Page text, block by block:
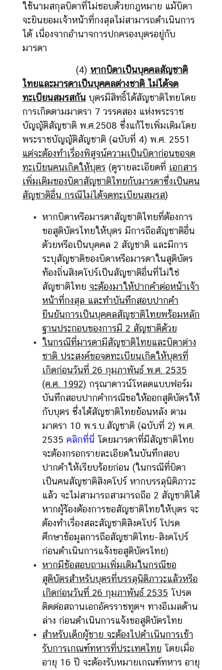
ม
พั
น
ธ์
ย
-
สิ
ง
ค
โ
ป
ร์
ติ
ใช้นามสกุลบิดาที่ไม่ชอบด้วยกฎหมาย แม้บิดา
จะยินยอมเจ้าหน้าที่กงสุลไม่สามารถดำเนินการ
ได้ เนื่องจากอำนาจการปกครองบุตรอยู่กับ
มารดา
(4) หากบิดาเป็นบุคคลสัญชาติ
ไทยและมารดาเป็นบุคคลต่างชาติ ไม่ได้จด
ทะเบียนสมรสกัน บุตรมีสิทธิ์ได้สัญชาติไทยโดย
การเกิดตามมาตรา 7 วรรคสอง แห่งพระราช
บัญญัติสัญชาติ พ.ศ.2508 ซึ่งแก้ไขเพิ่มเติมโดย
พระราชบัญญัติสัญชาติ (ฉบับที่ 4) พ.ศ. 2551
แต่จะต้องทำเรื่องพิสูจน์ความเป็นบิดาก่อนขอจด
ทะเบียนคนเกิดให้บุตร (ดูรายละเอียดที่ เอกสาร
เพิ่มเติมของบิดาสัญชาติไทยกับมารดาซึ่งเป็นคน
สัญชาติอื่น กรณีไม่ได้จดทะเบียนสมรส)
หากบิดาหรือมารดาสัญชาติไทยที่ต้องการ
ขอสูติบัตรไทยให้บุตร มีการถือสัญชาติอื่น
ด้วยหรือเป็นบุคคล 2 สัญชาติ และมีการ
ระบุสัญชาติของบิดาหรือมารดาในสูติบัตร
ท้องถิ่นสิงคโปร์เป็นสัญชาติอื่นที่ไม่ใช่
สัญชาติไทย จะต้องมาให้ปากคำต่อหน้าเจ้า
หน้าที่กงสุล และทำบันทึกสอบปากคำ
ยืนยันการเป็นบุคคลสัญชาติไทยพร้อมหลัก
ฐานประกอบของการมี 2 สัญชาติด้วย
ในกรณีที่มารดามีสัญชาติไทยและบิดาต่าง
ชาติ ประสงค์ขอจดทะเบียนเกิดให้บุตรที่
เกิดก่อนวันที่ 26 กุมภาพันธ์ พ.ศ. 2535
(ค.ศ. 1992) กรุณาดาวน์โหลดแบบฟอร์ม
บันทึกสอบปากคำกรณีขอให้ออกสูติบัตรให้
กับบุตร ซึ่งได้สัญชาติไทยย้อนหลัง ตาม
มาตรา 10 พ.ร.บ.สัญชาติ (ฉบับที่ 2) พ.ศ.
2535 คลิกที่นี่ โดยมารดาที่มีสัญชาติไทย
จะต้องกรอกรายละเอียดในบันทึกสอบ
ปากคำให้เรียบร้อยก่อน (ในกรณีที่บิดา
เป็นคนสัญชาติสิงคโปร์ หากบรรลุนิติภาวะ
แล้ว จะไม่สามารถสามารถถือ 2 สัญชาติได้
หากผู้ร้องต้องการขอสัญชาติไทยให้บุตร จะ
ต้องทำเรื่องสละสัญชาติสิงคโปร์ โปรด
ศึกษาข้อมูลการถือสัญชาติไทย-สิงคโปร์
ก่อนดำเนินการแจ้งขอสูติบัตรไทย)
หากมีข้อสอบถามเพิ่มเติมในกรณีขอ
สูติบัตรสำหรับบุตรที่บรรลุนิติภาวะแล้วหรือ
เกิดก่อนวันที่ 26 กุมภาพันธ์ 2535 โปรด
ติดต่อสถานเอกอัครราชทูตฯ ทางอีเมลด้าน
ล่าง ก่อนดำเนินการแจ้งขอสูติบัตรไทย
สำหรับเด็กผู้ชาย จะต้องไปดำเนินการเข้า
รับการเกณฑ์ทหารที่ประเทศไทย โดยเมื่อ
อายุ 16 ปี จะต้องรับหมายเกณฑ์ทหาร อายุ